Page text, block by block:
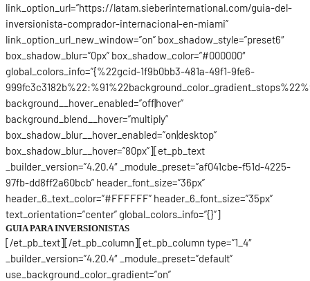
link_option_url=”https://latam.sieberinternational.com/guia-del-
inversionista-comprador-internacional-en-miami”
link_option_url_new_window=”on” box_shadow_style=”preset6″
box_shadow_blur=”0px” box_shadow_color=”#000000″
global_colors_info=”{%22gcid-1f9b0bb3-481a-49f1-9fe6-
background__hover_enabled=”off|hover”
background_blend__hover=”multiply”
box_shadow_blur__hover_enabled=”on|desktop”
box_shadow_blur__hover=”80px”][et_pb_text
_builder_version=”4.20.4″ _module_preset=”af041cbe-f51d-4225-
97fb-dd8ff2a60bcb” header_font_size=”36px”
header_6_text_color=”#FFFFFF” header_6_font_size=”35px”
text_orientation=”center” global_colors_info=”{}”]
GUIA PARA INVERSIONISTAS
[/et_pb_text][/et_pb_column][et_pb_column type=”1_4″
_builder_version=”4.20.4″ _module_preset=”default”
use_background_color_gradient=”on”